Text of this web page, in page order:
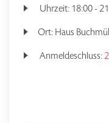
Uhrzeit: 18:00 -
Ort: Haus
Anmeldeschluss: